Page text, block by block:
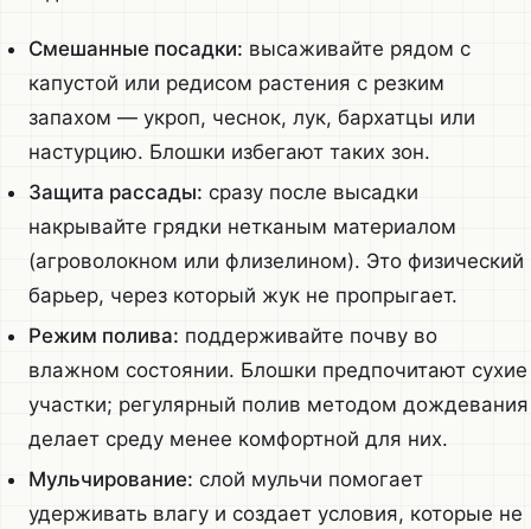
Смешанные посадки: высаживайте рядом с
капустой или редисом растения с резким
запахом — укроп, чеснок, лук, бархатцы или
настурцию. Блошки избегают таких зон.
Защита рассады: сразу после высадки
накрывайте грядки нетканым материалом
(агроволокном или флизелином). Это физический
барьер, через который жук не пропрыгает.
Режим полива: поддерживайте почву во
влажном состоянии. Блошки предпочитают сухие
участки; регулярный полив методом дождевания
делает среду менее комфортной для них.
Мульчирование: слой мульчи помогает
удерживать влагу и создает условия, которые не